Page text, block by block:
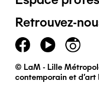
de
page
principal
Retrouvez-
© LaM - Lille
contemporain et d'art